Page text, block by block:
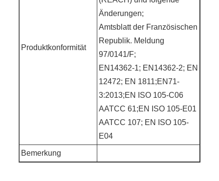
Produktkonformität
Änderungen;
Amtsblatt der Französischen
Republik. Meldung
97/0141/F;
EN14362-1; EN14362-2; EN
12472; EN 1811;EN71-
3:2013;EN ISO 105-C06
AATCC 61;EN ISO 105-E01
AATCC 107; EN ISO 105-
E04
Bemerkung